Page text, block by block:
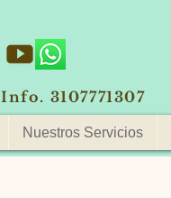
Info. 3107771307
Nuestros Servicios